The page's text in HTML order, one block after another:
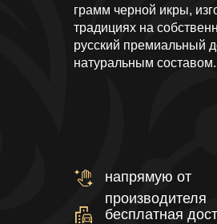
напрямую от
производителя
грамм черной икры,
традициях на
русский премиальный
натуральным составом.
бесплатная